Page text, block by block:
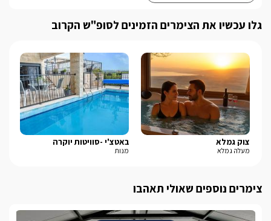
גלו עכשיו את הצימרים הזמינים לסופ"ש הקרוב
צוק גמלא
מעלה גמלא
באטצ'י -סוויטות יוקרה
מנות
צימרים נוספים שאולי תאהבו